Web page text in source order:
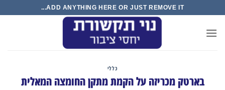
content
ADD ANYTHING HERE OR JUST REMOVE IT...
כללי
בארטק מכריזה על הקמת מתקן החומצה המאלית